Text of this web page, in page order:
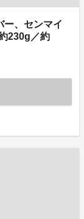
ー、センマイ
230g／約